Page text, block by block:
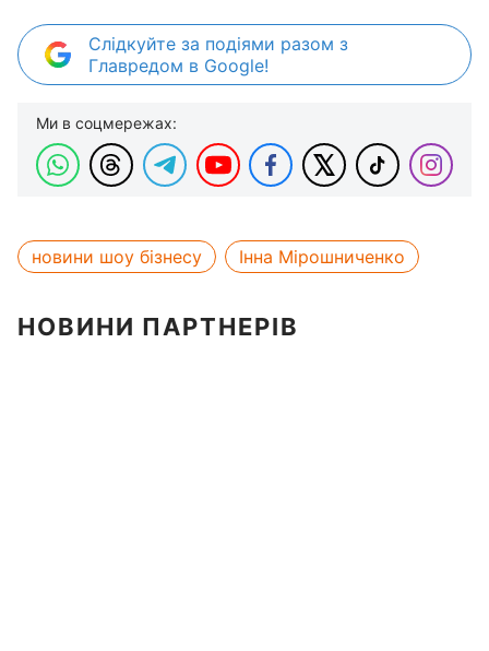
Слідкуйте за подіями разом з
Главредом в Google!
Ми в соцмережах:
новини шоу бізнесу Інна Мірошниченко
НОВИНИ ПАРТНЕРІВ